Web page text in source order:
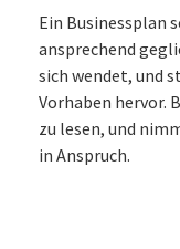
Ein Businessplan
ansprechend
sich wendet, und
Vorhaben hervor.
zu lesen, und
in Anspruch.